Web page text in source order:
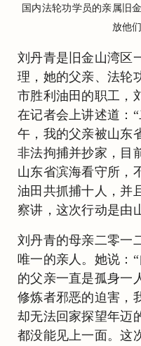
国内法轮功学员的亲属旧
放他
刘丹青是旧金山湾区
理，她的父亲、法轮
市胜利油田的职工，
在记者会上讲述道：
午，我的父亲被山东
非法拘捕并抄家，目
山东省滨海看守所，
油田共抓捕十人，并
察讲，这次行动是由
刘丹青的母亲二零一
唯一的亲人。她说：
的父亲一直是孤身一
修炼者邪恶的迫害，
却无法回家探望年迈
都没能见上一面。这